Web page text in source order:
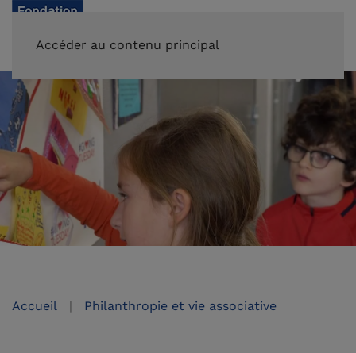
Accéder au contenu principal
Accueil Philanthropie et vie associative